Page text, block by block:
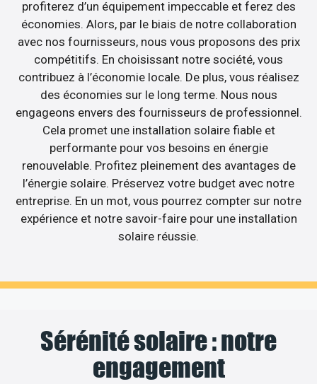
profiterez d’un équipement impeccable et ferez des
économies. Alors, par le biais de notre collaboration
avec nos fournisseurs, nous vous proposons des prix
compétitifs. En choisissant notre société, vous
contribuez à l’économie locale. De plus, vous réalisez
des économies sur le long terme. Nous nous
engageons envers des fournisseurs de professionnel.
Cela promet une installation solaire fiable et
performante pour vos besoins en énergie
renouvelable. Profitez pleinement des avantages de
l’énergie solaire. Préservez votre budget avec notre
entreprise. En un mot, vous pourrez compter sur notre
expérience et notre savoir-faire pour une installation
solaire réussie.
Sérénité solaire : notre
engagement